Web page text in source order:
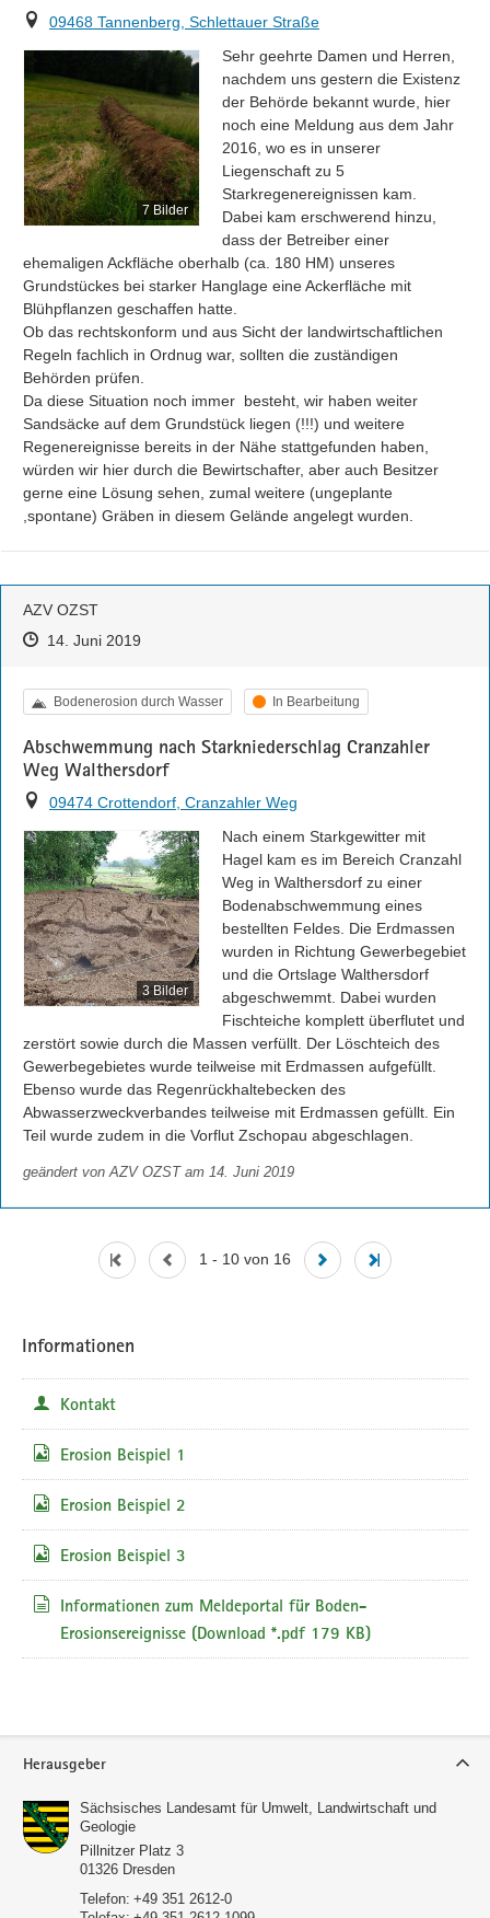
Ort
09468 Tannenberg, Schlettauer Straße
7 Bilder
Sehr geehrte Damen und Herren,
nachdem uns gestern die Existenz
der Behörde bekannt wurde, hier
noch eine Meldung aus dem Jahr
2016, wo es in unserer
Liegenschaft zu 5
Starkregenereignissen kam.
Dabei kam erschwerend hinzu,
dass der Betreiber einer
ehemaligen Ackfläche oberhalb (ca. 180 HM) unseres
Grundstückes bei starker Hanglage eine Ackerfläche mit
Blühpflanzen geschaffen hatte.
Ob das rechtskonform und aus Sicht der landwirtschaftlichen
Regeln fachlich in Ordnug war, sollten die zuständigen
Behörden prüfen.
Da diese Situation noch immer  besteht, wir haben weiter
Sandsäcke auf dem Grundstück liegen (!!!) und weitere
Regenereignisse bereits in der Nähe stattgefunden haben,
würden wir hier durch die Bewirtschafter, aber auch Besitzer
gerne eine Lösung sehen, zumal weitere (ungeplante
,spontane) Gräben in diesem Gelände angelegt wurden.
AZV OZST
Zeitpunkt des Erstellens
Zeitpunkt des Erstellens
14. Juni 2019Zur Äußerung
Kategorie
Bodenerosion durch Wasser Status
In Bearbeitung
Abschwemmung nach Starkniederschlag Cranzahler
Weg Walthersdorf
Ort
09474 Crottendorf, Cranzahler Weg
3 Bilder
Nach einem Starkgewitter mit
Hagel kam es im Bereich Cranzahl
Weg in Walthersdorf zu einer
Bodenabschwemmung eines
bestellten Feldes. Die Erdmassen
wurden in Richtung Gewerbegebiet
und die Ortslage Walthersdorf
abgeschwemmt. Dabei wurden
Fischteiche komplett überflutet und
zerstört sowie durch die Massen verfüllt. Der Löschteich des
Gewerbegebietes wurde teilweise mit Erdmassen aufgefüllt.
Ebenso wurde das Regenrückhaltebecken des
Abwasserzweckverbandes teilweise mit Erdmassen gefüllt. Ein
Teil wurde zudem in die Vorflut Zschopau abgeschlagen.
geändert von AZV OZST am 14. Juni 2019
1 - 10 von 16
Informationen
Kontakt
Erosion Beispiel 1
Erosion Beispiel 2
Erosion Beispiel 3
Informationen zum Meldeportal für Boden-
Erosionsereignisse (Download *.pdf 179 KB)
Herausgeber
Sächsisches Landesamt für Umwelt, Landwirtschaft und
Geologie
Pillnitzer Platz 3
01326 Dresden
Telefon: +49 351 2612-0